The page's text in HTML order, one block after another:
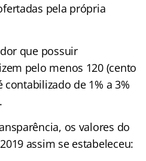
pela própria
que possuir
pelo menos 120 (cento
contabilizado de 1% a 3%
os valores do
assim se estabeleceu: